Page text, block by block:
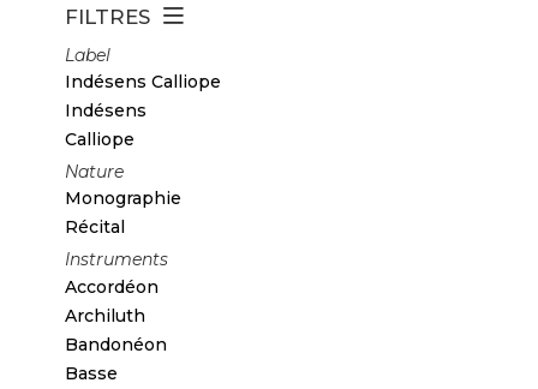
FILTRES
Label
Indésens Calliope
Indésens
Calliope
Nature
Monographie
Récital
Instruments
Accordéon
Archiluth
Bandonéon
Basse